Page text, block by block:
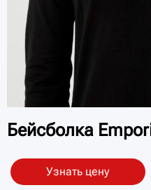
Бейсболка
Узнать цену